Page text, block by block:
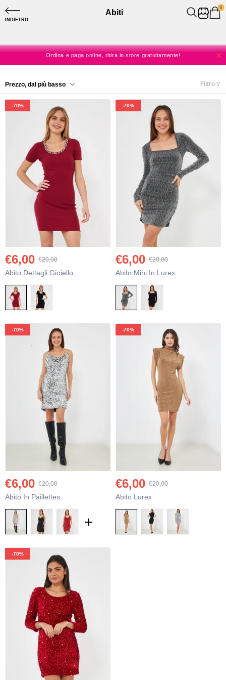
INDIETRO
Abiti
0
SPEDIZIONE A CASA GRATUITA DA 60€
Ordina e paga online, ritira in store gratuitamente!
SPEDIZIONE A CASA GRATUITA DA 60€
SPEDIZIONE SEMPRE GRATUITA IN STORE
Filtro
Prezzo, dal più basso
-70%
Abito Dettagli Gioiello
€20,00
€6,00
-70%
Abito Mini In Lurex
€20,00
€6,00
-70%
Abito In Paillettes
€20,00
€6,00
+
-70%
Abito Lurex
€20,00
€6,00
-70%
+
-24%
Pantaloni In Viscosa
€16,95